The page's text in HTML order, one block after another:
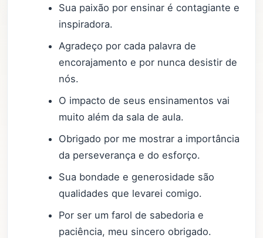
Sua paixão por ensinar é contagiante e
inspiradora.
Agradeço por cada palavra de
encorajamento e por nunca desistir de
nós.
O impacto de seus ensinamentos vai
muito além da sala de aula.
Obrigado por me mostrar a importância
da perseverança e do esforço.
Sua bondade e generosidade são
qualidades que levarei comigo.
Por ser um farol de sabedoria e
paciência, meu sincero obrigado.